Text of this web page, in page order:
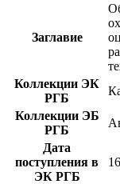
Заглавие
Коллекции ЭК
РГБ
Коллекции ЭБ
РГБ
Дата
поступления в
ЭК РГБ